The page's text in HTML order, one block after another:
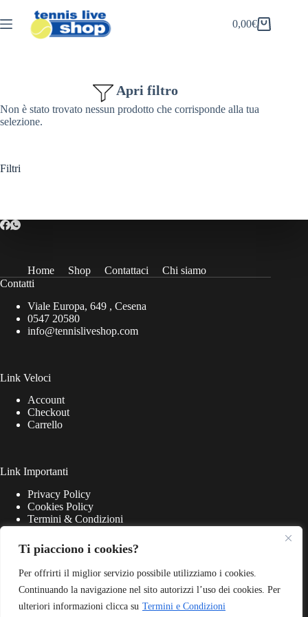
Ti piacciono i cookies?
Per offrirti il miglior servizio possibile utilizziamo i cookies.
Continuando la navigazione nel sito autorizzi l’uso dei cookies. Per
ulteriori informazioni clicca su Termini e Condizioni
al
contenuto
Carrello
0,00€
Apri filtro
Non è stato trovato nessun prodotto che corrisponde alla tua
selezione.
Filtri
Home Shop Contattaci
Chi siamo
Contatti
Viale Europa, 649 , Cesena
0547 20580
info@tennisliveshop.com
Link Veloci
Account
Checkout
Carrello
Link Importanti
Privacy Policy
Cookies Policy
Termini & Condizioni